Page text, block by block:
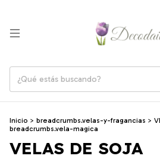
Inicio > breadcrumbs.velas-y-fragancias >
breadcrumbs.vela-magica
VELAS DE SOJA